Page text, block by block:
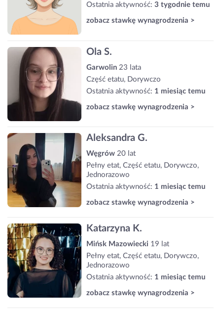
Ostatnia aktywność: 3 tygodnie temu
zobacz stawkę wynagrodzenia >
Ola S.
Garwolin 23 lata
Część etatu, Dorywczo
Ostatnia aktywność: 1 miesiąc temu
zobacz stawkę wynagrodzenia >
Aleksandra G.
Węgrów 20 lat
Pełny etat, Część etatu, Dorywczo,
Jednorazowo
Ostatnia aktywność: 1 miesiąc temu
zobacz stawkę wynagrodzenia >
Katarzyna K.
Mińsk Mazowiecki 19 lat
Pełny etat, Część etatu, Dorywczo,
Jednorazowo
Ostatnia aktywność: 1 miesiąc temu
zobacz stawkę wynagrodzenia >